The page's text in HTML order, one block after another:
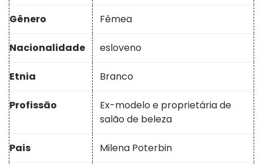
Gênero Fêmea
Nacionalidade esloveno
Etnia Branco
Profissão
Ex-modelo e proprietária de
salão de beleza
Pais Milena Poterbin